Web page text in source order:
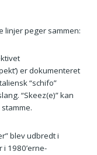
linjer peger sammen:
er dokumenteret
“schifo”
“Skeez(e)” kan
blev udbredt i
1980’erne-